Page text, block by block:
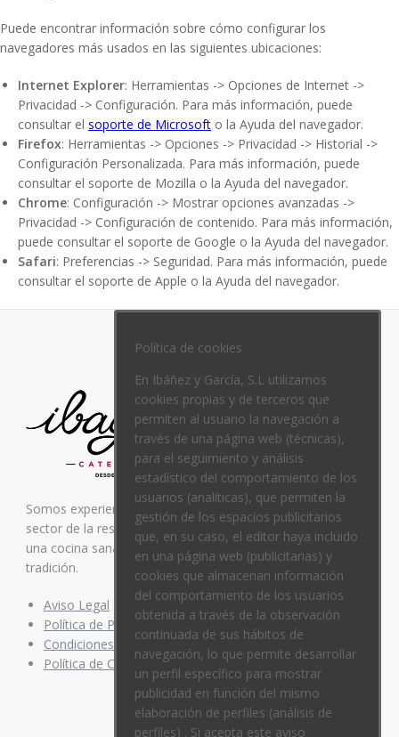
Puede encontrar información sobre cómo configurar los
navegadores más usados en las siguientes ubicaciones:
Internet Explorer: Herramientas -> Opciones de Internet ->
Privacidad -> Configuración. Para más información, puede
consultar el soporte de Microsoft o la Ayuda del navegador.
Firefox: Herramientas -> Opciones -> Privacidad -> Historial ->
Configuración Personalizada. Para más información, puede
consultar el soporte de Mozilla o la Ayuda del navegador.
Chrome: Configuración -> Mostrar opciones avanzadas ->
Privacidad -> Configuración de contenido. Para más información,
puede consultar el soporte de Google o la Ayuda del navegador.
Safari: Preferencias -> Seguridad. Para más información, puede
consultar el soporte de Apple o la Ayuda del navegador.
Somos experiencia. Nos avalan más de 35 años en el
sector de la restauración. Inspirados siempre en elaborar
una cocina sana y equilibrada, mezcla de vanguardia y
tradición.
Aviso Legal
Política de Privacidad
Condiciones de compra
Política de Cookies
Política de cookies
En Ibáñez y García, S.L utilizamos
cookies propias y de terceros que
permiten al usuario la navegación a
través de una página web (técnicas),
para el seguimiento y análisis
estadístico del comportamiento de los
usuarios (analíticas), que permiten la
gestión de los espacios publicitarios
que, en su caso, el editor haya incluido
en una página web (publicitarias) y
cookies que almacenan información
del comportamiento de los usuarios
obtenida a través de la observación
continuada de sus hábitos de
navegación, lo que permite desarrollar
un perfil específico para mostrar
publicidad en función del mismo
elaboración de perfiles (análisis de
perfiles) . Si acepta este aviso